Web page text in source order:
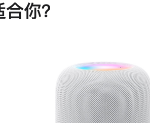
你？
进
一
步
了
解
HomePod<